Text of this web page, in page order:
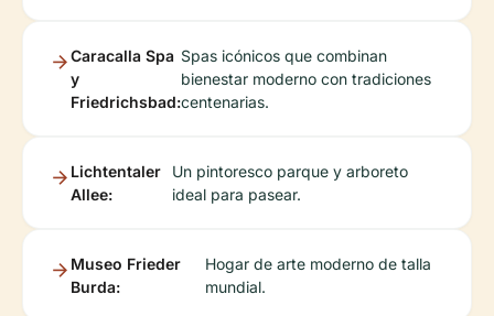
Caracalla Spa
y
Friedrichsbad:
Spas icónicos que combinan
bienestar moderno con tradiciones
centenarias.
Lichtentaler
Allee:
Un pintoresco parque y arboreto
ideal para pasear.
Museo Frieder
Burda:
Hogar de arte moderno de talla
mundial.